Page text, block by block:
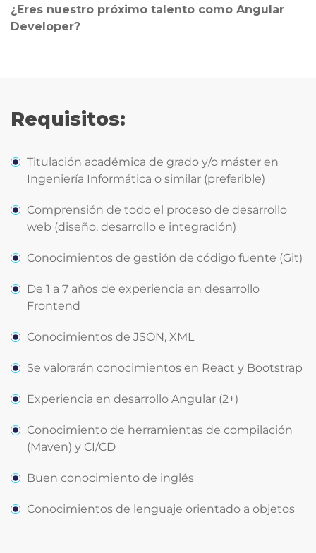
¿Eres nuestro próximo talento como Angular
Developer?
Requisitos:
Titulación académica de grado y/o máster en
Ingeniería Informática o similar (preferible)
Comprensión de todo el proceso de desarrollo
web (diseño, desarrollo e integración)
Conocimientos de gestión de código fuente (Git)
De 1 a 7 años de experiencia en desarrollo
Frontend
Conocimientos de JSON, XML
Se valorarán conocimientos en React y Bootstrap
Experiencia en desarrollo Angular (2+)
Conocimiento de herramientas de compilación
(Maven) y CI/CD
Buen conocimiento de inglés
Conocimientos de lenguaje orientado a objetos